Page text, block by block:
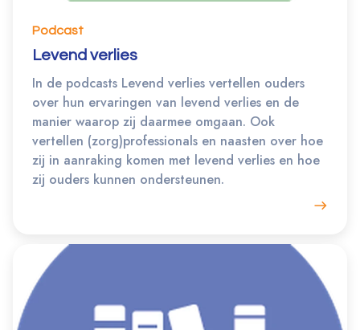
Podcast
Levend verlies
In de podcasts Levend verlies vertellen ouders
over hun ervaringen van levend verlies en de
manier waarop zij daarmee omgaan. Ook
vertellen (zorg)professionals en naasten over hoe
zij in aanraking komen met levend verlies en hoe
zij ouders kunnen ondersteunen.